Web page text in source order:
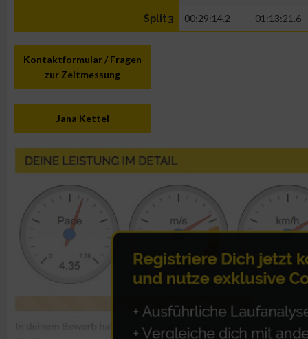
Split 3 00:29:14.2 01:13:21.6
Kontaktformular / Fragen
zur Zeitmessung
Jana Kettel